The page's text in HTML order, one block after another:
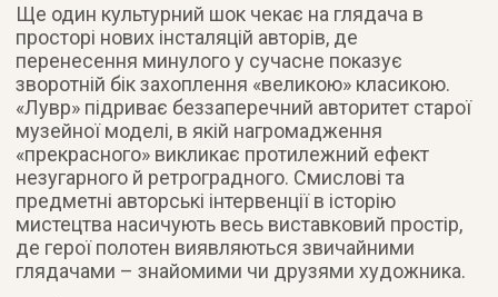
Ще один культурний шок чекає на глядача в
просторі нових інсталяцій авторів, де
перенесення минулого у сучасне показує
зворотній бік захоплення «великою» класикою.
«Лувр» підриває беззаперечний авторитет старої
музейної моделі, в якій нагромадження
«прекрасного» викликає протилежний ефект
незугарного й ретроградного. Смислові та
предметні авторські інтервенції в історію
мистецтва насичують весь виставковий простір,
де герої полотен виявляються звичайними
глядачами – знайомими чи друзями художника.